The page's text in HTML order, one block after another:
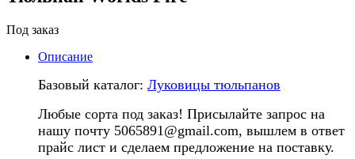
Под заказ
Описание
Базовый каталог: Луковицы тюльпанов
Любые сорта под заказ! Присылайте запрос на
нашу почту 5065891@gmail.com, вышлем в ответ
прайс лист и сделаем предложение на поставку.